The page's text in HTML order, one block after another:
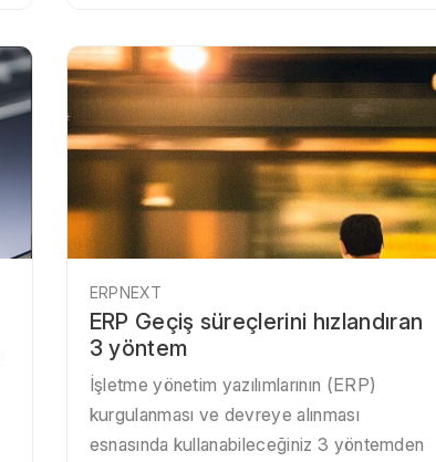
ERPNEXT
ERP Geçiş süreçlerini hızlandıran
3 yöntem
İşletme yönetim yazılımlarının (ERP)
kurgulanması ve devreye alınması
esnasında kullanabileceğiniz 3 yöntemden